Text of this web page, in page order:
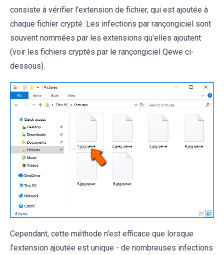
consiste à vérifier l'extension de fichier, qui est ajoutée à
chaque fichier crypté. Les infections par rançongiciel sont
souvent nommées par les extensions qu'elles ajoutent
(voir les fichiers cryptés par le rançongiciel Qewe ci-
dessous).
Cependant, cette méthode n'est efficace que lorsque
l'extension ajoutée est unique - de nombreuses infections